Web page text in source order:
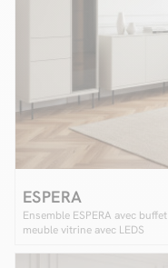
ESPERA
Ensemble ESPERA avec
meuble vitrine avec LEDS